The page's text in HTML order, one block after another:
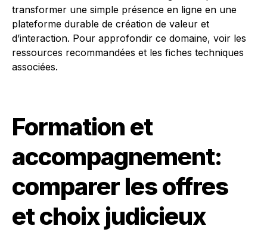
transformer une simple présence en ligne en une
plateforme durable de création de valeur et
d’interaction. Pour approfondir ce domaine, voir les
ressources recommandées et les fiches techniques
associées.
Formation et
accompagnement:
comparer les offres
et choix judicieux